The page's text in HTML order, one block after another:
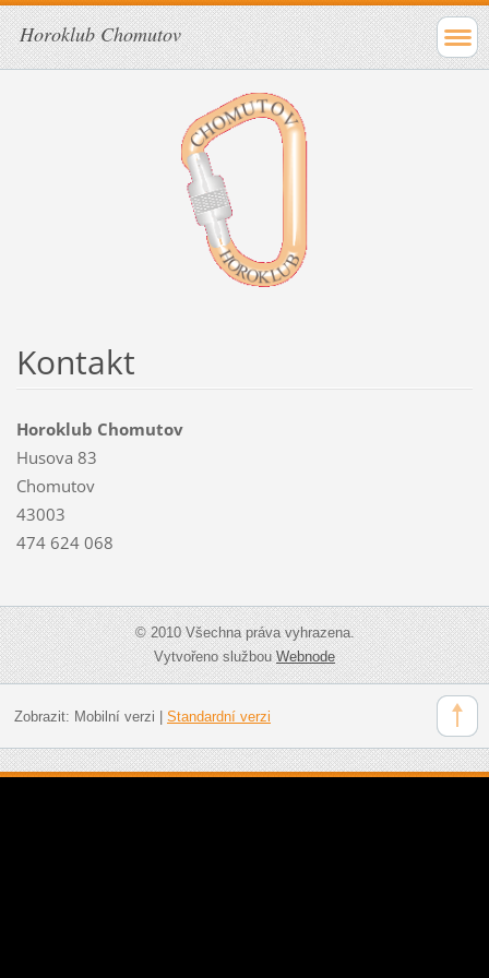
Horoklub Chomutov
Kontakt
Horoklub Chomutov
Husova 83
Chomutov
43003
474 624 068
© 2010 Všechna práva vyhrazena.
Vytvořeno službouWebnode
Zobrazit: Mobilní verzi Standardní verzi